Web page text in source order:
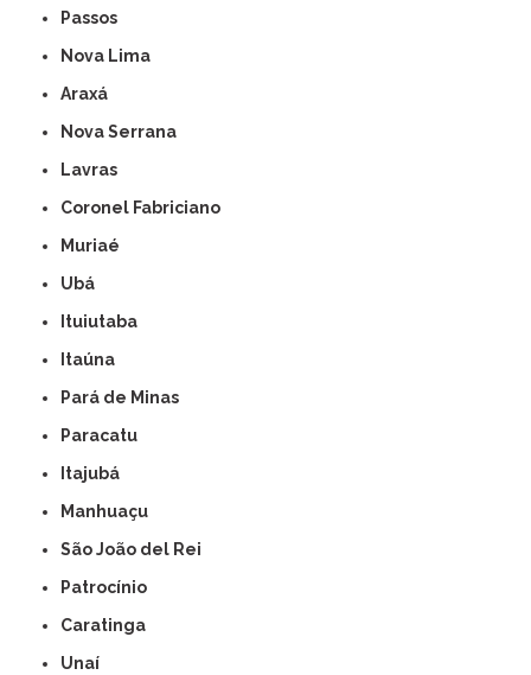
Passos
Nova Lima
Araxá
Nova Serrana
Lavras
Coronel Fabriciano
Muriaé
Ubá
Ituiutaba
Itaúna
Pará de Minas
Paracatu
Itajubá
Manhuaçu
São João del Rei
Patrocínio
Caratinga
Unaí